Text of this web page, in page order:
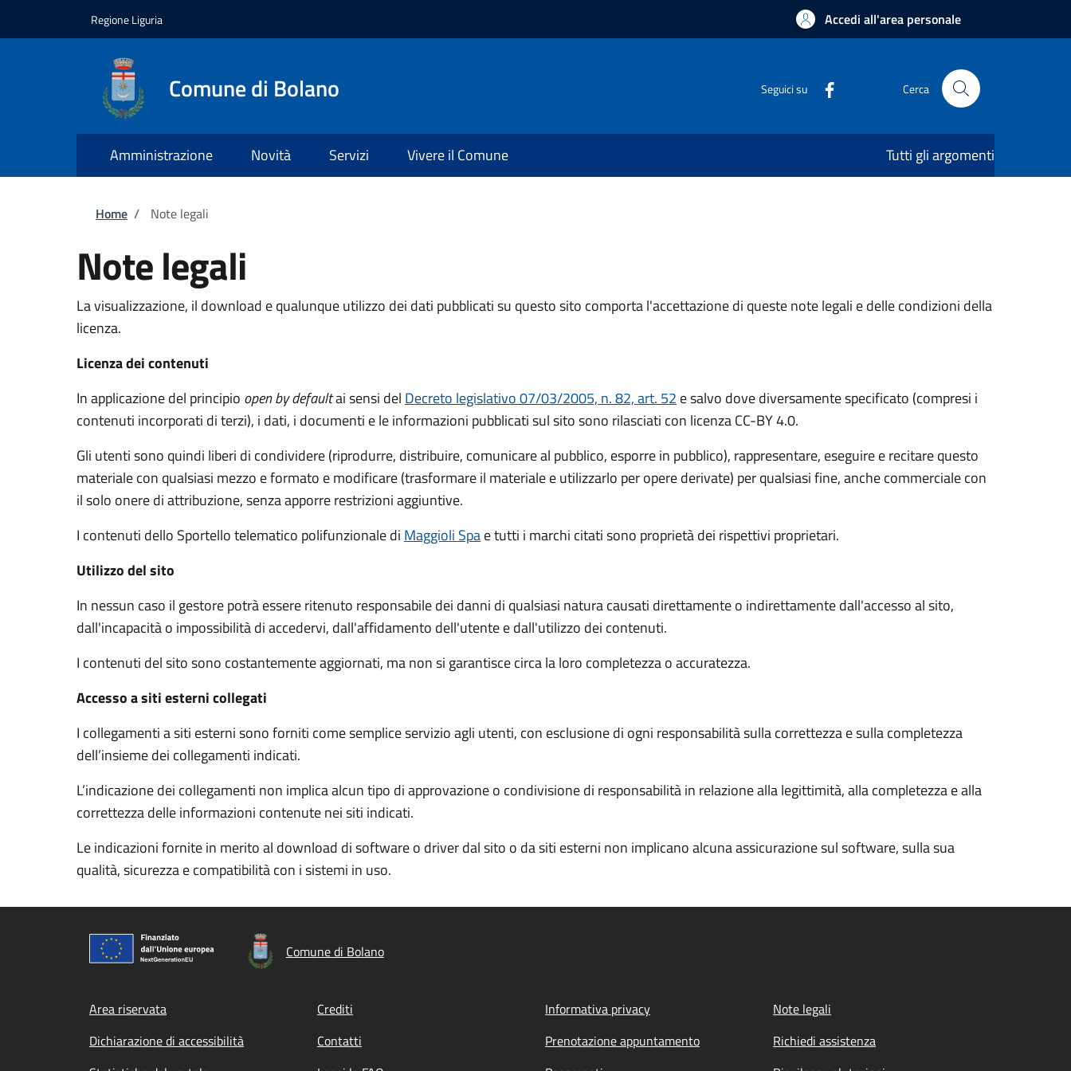
Regione Liguria Accedi all'area personale
Comune di Bolano Seguici su Cerca
Amministrazione Novità Servizi Vivere il Comune Tutti gli argomenti
Briciole di pane
Home / Note legali
Note legali
La visualizzazione, il download e qualunque utilizzo dei dati pubblicati su questo sito comporta l'accettazione di queste note legali e delle condizioni della
licenza.
Licenza dei contenuti
In applicazione del principio open by defaultai sensi del Decreto legislativo 07/03/2005, n. 82, art. 52 e salvo dove diversamente specificato (compresi i
contenuti incorporati di terzi), i dati, i documenti e le informazioni pubblicati sul sito sono rilasciati con licenza CC-BY 4.0.
Gli utenti sono quindi liberi di condividere (riprodurre, distribuire, comunicare al pubblico, esporre in pubblico), rappresentare, eseguire e recitare questo
materiale con qualsiasi mezzo e formato e modificare (trasformare il materiale e utilizzarlo per opere derivate) per qualsiasi fine, anche commerciale con
il solo onere di attribuzione, senza apporre restrizioni aggiuntive.
I contenuti dello Sportello telematico polifunzionaledi Maggioli Spae tutti i marchi citati sono proprietà dei rispettivi proprietari.
Utilizzo del sito
In nessun caso il gestore potrà essere ritenuto responsabile dei danni di qualsiasi natura causati direttamente o indirettamente dall'accesso al sito,
dall'incapacità o impossibilità di accedervi, dall'affidamento dell'utente e dall'utilizzo dei contenuti.
I contenuti del sito sono costantemente aggiornati, ma non si garantisce circa la loro completezza o accuratezza.
Accesso a siti esterni collegati
I collegamenti a siti esterni sono forniti come semplice servizio agli utenti, con esclusione di ogni responsabilità sulla correttezza e sulla completezza
dell’insieme dei collegamenti indicati.
L’indicazione dei collegamenti non implica alcun tipo di approvazione o condivisione di responsabilità in relazione alla legittimità, alla completezza e alla
correttezza delle informazioni contenute nei siti indicati.
Le indicazioni fornite in merito al download di software o driver dal sito o da siti esterni non implicano alcuna assicurazione sul software, sulla sua
qualità, sicurezza e compatibilità con i sistemi in uso.
Comune di Bolano
Footer menu
Area riservata Crediti Informativa privacy
Note legali
Dichiarazione di accessibilità
Contatti Prenotazione appuntamento
Richiedi assistenza